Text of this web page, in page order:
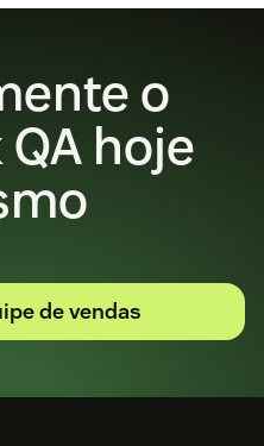
o
hoje
de vendas